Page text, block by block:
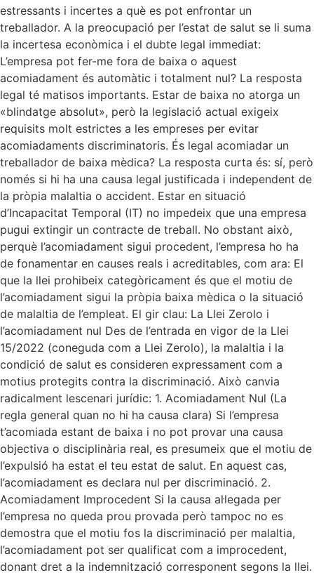
estressants i incertes a què es pot enfrontar un
treballador. A la preocupació per l’estat de salut se li suma
la incertesa econòmica i el dubte legal immediat:
L’empresa pot fer-me fora de baixa o aquest
acomiadament és automàtic i totalment nul? La resposta
legal té matisos importants. Estar de baixa no atorga un
«blindatge absolut», però la legislació actual exigeix ​​
requisits molt estrictes a les empreses per evitar
acomiadaments discriminatoris. És legal acomiadar un
treballador de baixa mèdica? La resposta curta és: sí, però
només si hi ha una causa legal justificada i independent de
la pròpia malaltia o accident. Estar en situació
d’Incapacitat Temporal (IT) no impedeix que una empresa
pugui extingir un contracte de treball. No obstant això,
perquè l’acomiadament sigui procedent, l’empresa ho ha
de fonamentar en causes reals i acreditables, com ara: El
que la llei prohibeix categòricament és que el motiu de
l’acomiadament sigui la pròpia baixa mèdica o la situació
de malaltia de l’empleat. El gir clau: La Llei Zerolo i
l’acomiadament nul Des de l’entrada en vigor de la Llei
15/2022 (coneguda com a Llei Zerolo), la malaltia i la
condició de salut es consideren expressament com a
motius protegits contra la discriminació. Això canvia
radicalment lescenari jurídic: 1. Acomiadament Nul (La
regla general quan no hi ha causa clara) Si l’empresa
t’acomiada estant de baixa i no pot provar una causa
objectiva o disciplinària real, es presumeix que el motiu de
l’expulsió ha estat el teu estat de salut. En aquest cas,
l’acomiadament es declara nul per discriminació. 2.
Acomiadament Improcedent Si la causa al·legada per
l’empresa no queda prou provada però tampoc no es
demostra que el motiu fos la discriminació per malaltia,
l’acomiadament pot ser qualificat com a improcedent,
donant dret a la indemnització corresponent segons la llei.